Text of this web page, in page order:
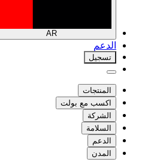
الدعم
تسجيل
المنتجات
اكسب مع بولت
الشركة
السلامة
الدعم
المدن